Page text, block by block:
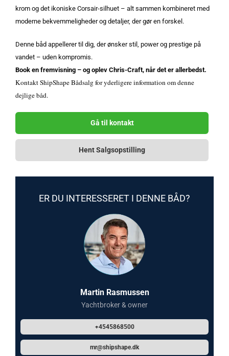
krom og det ikoniske Corsair-silhuet – alt sammen kombineret med
moderne bekvemmeligheder og detaljer, der gør en forskel.
Denne båd appellerer til dig, der ønsker stil, power og prestige på
vandet – uden kompromis.
Book en fremvisning – og oplev Chris-Craft, når det er allerbedst.
Kontakt ShipShape Bådsalg for yderligere information om denne
dejlige båd.
Gå til kontakt
Hent Salgsopstilling
ER DU INTERESSERET I DENNE BÅD?
Martin Rasmussen
Yachtbroker & owner
+4545868500
mr@shipshape.dk